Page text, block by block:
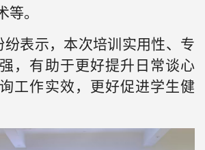
等。
表示，本次培训实用性、专
，有助于更好提升日常谈心
工作实效，更好促进学生健